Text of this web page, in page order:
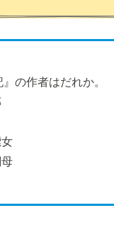
』の作者はだれか。